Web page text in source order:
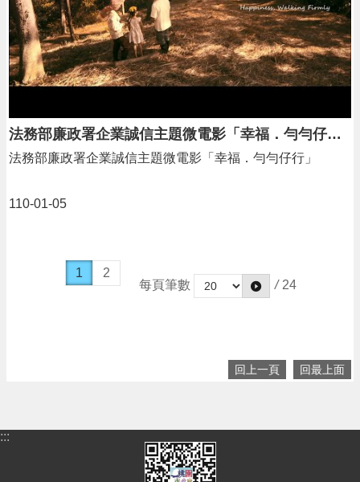
法務部廉政署企業誠信主題微電影「幸福．勻勻仔行」
110-01-05
法務部廉政署企業誠信主題微電影「幸福．勻勻仔行」
1
2
每頁筆數
/ 24
回上一頁 回最上面
:::